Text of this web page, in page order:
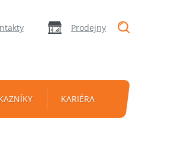
Prodejny
KARIÉRA